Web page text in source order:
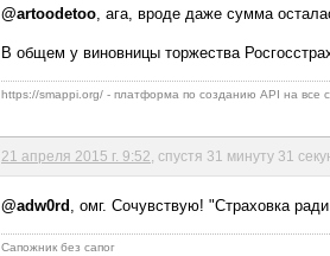
@artoodetoo, ага, вроде даже сумма
В общем у виновницы торжества
https://smappi.org/ - платформа по созданию API на все
21 апреля 2015 г. 9:52 , спустя 31 минуту 31
@adw0rd , омг. Сочувствую! "Страховка
Сапожник без сапог